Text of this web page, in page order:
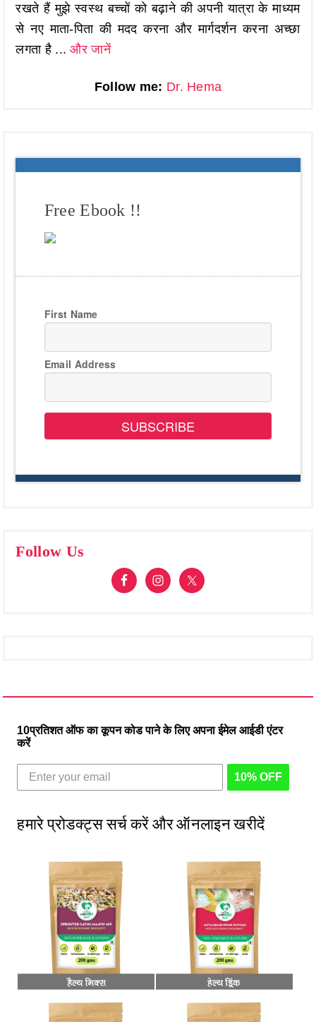
रखते हैं मुझे स्वस्थ बच्चों को बढ़ाने की अपनी यात्रा के माध्यम
से नए माता-पिता की मदद करना और मार्गदर्शन करना अच्छा
लगता है ...और जानें
Follow me: Dr. Hema
Free Ebook !!
First Name
Email Address
SUBSCRIBE
Follow Us
10प्रतिशत ऑफ का कूपन कोड पाने के लिए अपना ईमेल आईडी एंटर
करें
10% OFF
हमारे प्रोडक्ट्स सर्च करें और ऑनलाइन खरीदें